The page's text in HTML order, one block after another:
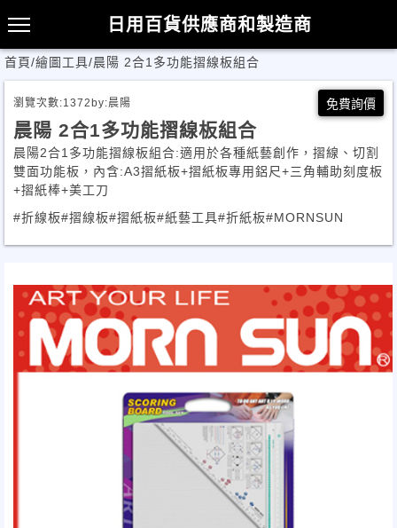
日用百貨供應商和製造商
首頁/繪圖工具/晨陽 2合1多功能摺線板組合
瀏覽次數:1372 by:晨陽 免費詢價
晨陽 2合1多功能摺線板組合
晨陽2合1多功能摺線板組合:適用於各種紙藝創作，摺線、切割
雙面功能板，內含:A3摺紙板+摺紙板專用鋁尺+三角輔助刻度板
+摺紙棒+美工刀
#折線板#摺線板#摺紙板#紙藝工具#折紙板#MORNSUN